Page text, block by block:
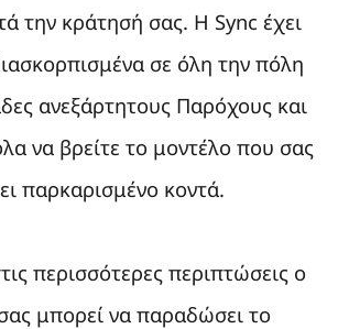
την κράτησή σας. Η Sync έχει
σε όλη την πόλη
ανεξάρτητους Παρόχους και
να βρείτε το μοντέλο που σας
παρκαρισμένο κοντά.
περισσότερες περιπτώσεις ο
μπορεί να παραδώσει το